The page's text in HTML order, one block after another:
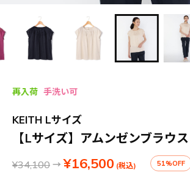
再入荷 手洗い可
KEITH Lサイズ
【Lサイズ】アムンゼンブラウス
¥34,100 → ¥16,500 (税込) 51%OFF